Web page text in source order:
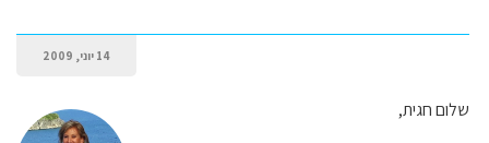
14 יוני, 2009
שלום חגית,